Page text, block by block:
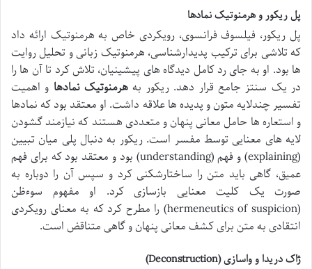
پل ریکور و هرمنوتیک نمادها
پل ریکور، فیلسوف فرانسوی، رویکردی خاص به هرمنوتیک ارائه داد
که تلاشی برای ترکیب پدیدارشناسی، هرمنوتیک زبانی و تحلیل روایت
ها بود. او به جای رد کامل دیدگاه های پیشینیان، تلاش کرد تا آن ها را
در یک سنتز جامع قرار دهد. ریکور به هرمنوتیک نمادها و اهمیت
تفسیر چندلایه متون و پدیده ها علاقه داشت. او معتقد بود که نمادها
و استعاره ها حامل معانی پنهان و متعددی هستند که نیازمند گشودن
لایه های معنایی توسط مفسر است. ریکور به دنبال پلی میان تبیین
(explaining) و فهم (understanding) بود و معتقد بود که برای فهم
عمیق، گاهی باید متن را ساختارشکنی کرد و سپس آن را دوباره به
صورت یک کلیت معنایی بازسازی کرد. او مفهوم سوءظن
(hermeneutics of suspicion) را مطرح کرد که به معنای رویکردی
انتقادی به متن برای کشف معانی پنهان و گاهی متناقض است.
ژاک دریدا و واسازی (Deconstruction)